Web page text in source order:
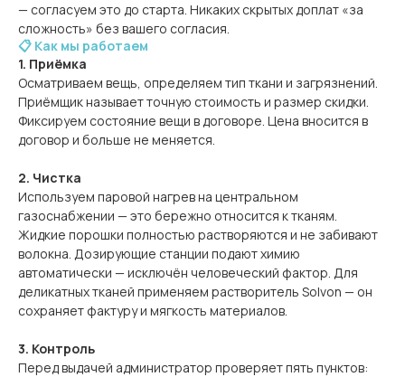
— согласуем это до старта. Никаких скрытых доплат «за
сложность» без вашего согласия.
📋 Как мы работаем
1. Приёмка
Осматриваем вещь, определяем тип ткани и загрязнений.
Приёмщик называет точную стоимость и размер скидки.
Фиксируем состояние вещи в договоре. Цена вносится в
договор и больше не меняется.
2. Чистка
Используем паровой нагрев на центральном
газоснабжении — это бережно относится к тканям.
Жидкие порошки полностью растворяются и не забивают
волокна. Дозирующие станции подают химию
автоматически — исключён человеческий фактор. Для
деликатных тканей применяем растворитель Solvon — он
сохраняет фактуру и мягкость материалов.
3. Контроль
Перед выдачей администратор проверяет пять пунктов: